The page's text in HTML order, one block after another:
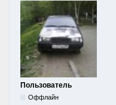
Пользователь
Оффлайн